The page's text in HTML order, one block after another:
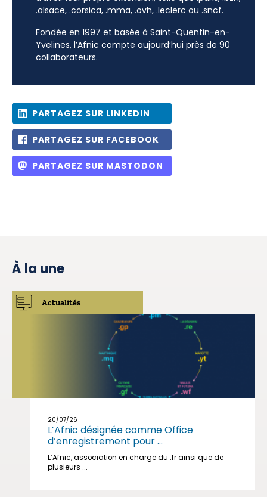
.alsace, .corsica, .mma, .ovh, .leclerc ou .sncf.
Fondée en 1997 et basée à Saint-Quentin-en-
Yvelines, l’Afnic compte aujourd’hui près de 90
collaborateurs.
PARTAGEZ SUR LINKEDIN
PARTAGEZ SUR FACEBOOK
PARTAGEZ SUR MASTODON
À la une
Actualités
20/07/26
L’Afnic désignée comme Office
d’enregistrement pour ...
L’Afnic, association en charge du .fr ainsi que de
plusieurs ...